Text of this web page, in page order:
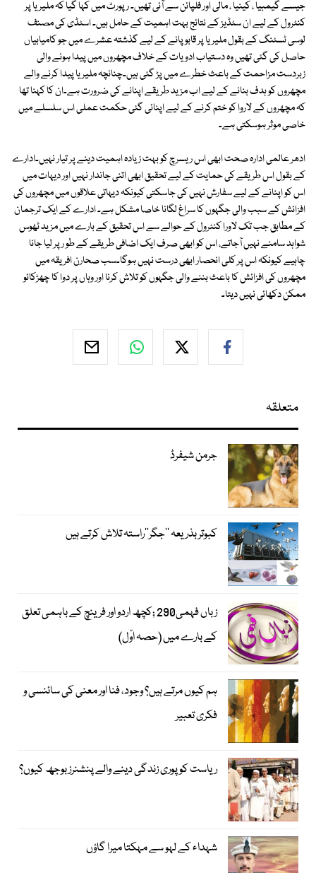
جیسے گیمبیا ، کینیا ، مالی اور فلپائن سے آئی تھیں۔ رپورٹ میں کہا گیا کہ ملیریا پر
کنٹرول کے لیے ان سٹڈیز کے نتائج بہت اہمیت کے حامل ہیں۔ اسٹڈی کی مصنف
لوسی ٹسٹنگ کے بقول ملیریا پر قابو پانے کے لیے گذشتہ عشرے میں جو کامیابیاں
حاصل کی گئی تھیں وہ دستیاب ادویات کے خلاف مچھروں میں پیدا ہونے والی
زبردست مزاحمت کے باعث خطرے میں پڑ گئی ہیں۔چنانچہ ملیریا پیدا کرنے والے
مچھروں کو ہدف بنانے کے لیے اب مزید طریقے اپنانے کی ضرورت ہے۔ان کا کہنا تھا
کہ مچھروں کے لاروا کو ختم کرنے کے لیے اپنائی گئی حکمت عملی اس سلسلے میں
خاصی موثر ہوسکتی ہے۔
ادھر عالمی ادارہ صحت ابھی اس ریسرچ کو بہت زیادہ اہمیت دینے پر تیار نہیں۔ادارے
کے بقول اس طریقے کی حمایت کے لیے تحقیق ابھی اتنی جاندار نہیں اور دیہات میں
اس کو اپنانے کے لیے سفارش نہیں کی جاسکتی کیونکہ دیہاتی علاقوں میں مچھروں کی
افزائش کے سبب والی جگہوں کا سراغ لگانا خاصا مشکل ہے۔ ادارے کے ایک ترجمان
کے مطابق جب تک لاورا کنٹرول کے حوالے سے اس تحقیق کے بارے میں مزید ٹھوس
شواہد سامنے نہیں آجاتے، اس کو ابھی صرف ایک اضافی طریقے کے طو ر پر لیا جانا
چاہیے کیونکہ اس پر کلی انحصار ابھی درست نہیں ہوگا۔سب صحارن افریقہ میں
مچھروں کی افزائش کا باعث بننے والی جگہوں کو تلاش کرنا اور وہاں پر دوا کا چھڑکائو
ممکن دکھائی نہیں دیتا۔
متعلقہ
جرمن شیفرڈ
کبوتر بذریعہ ’’جگر‘‘راستہ تلاش کرتے ہیں
زباں فہمی290 ;کچھ اردو اور فرینچ کے باہمی تعلق
کے بارے میں (حصہ اوّل)
ہم کیوں مرتے ہیں؟ وجود، فنا اور معنی کی سائنسی و
فکری تعبیر
ریاست کو پوری زندگی دینے والے پنشنرز بوجھ کیوں؟
شہداء کے لہو سے مہکتا میرا گاؤں